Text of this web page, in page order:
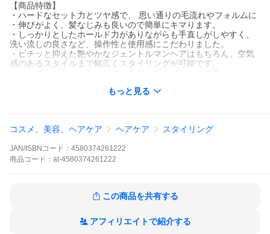
【商品特徴】
・ハードなセット力とツヤ感で、 思い通りの毛流れやフォルムに
・伸びがよく、髪なじみも良いので簡単にキマります。
・しっかりとしたホールド力がありながらも手直しがしやすく、
洗い流しの良さなど、操作性と使用感にこだわりました。
・ビチッと抑えた艶やかなジェントルマンヘアはもちろん、空気
感のあるスタイルまで幅広くスタイリングが可能です。
【使用方法】
適量を手のひらでよく延ばし、髪全体に馴染ませスタイリングし
シ油、ジグリセリン、トリエチルヘキサノイン、PEG-60水添ヒマ
シ油、シクロペンタシロキサン、加水分解ケラチン、ジラウロイ
もっと見る
コスメ、美容、ヘアケア ヘアケア スタイリング
JAN/ISBNコード： 4580374261222
商品 コード： at-4580374261222
この商品を共有する
アフィリエイトで紹介する